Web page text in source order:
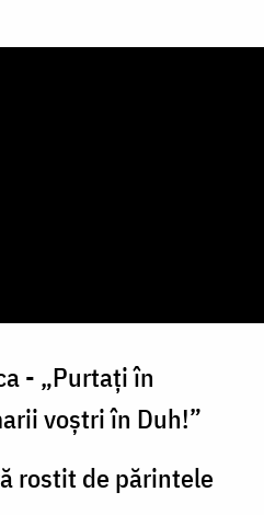
- „Purtați în
voștri în Duh!”
rostit de părintele